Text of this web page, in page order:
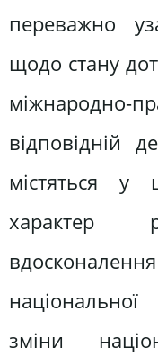
переважно
щодо стану
відповідній
містяться у
характер
зміни